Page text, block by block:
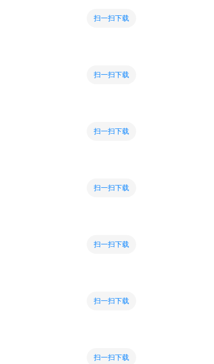
扫一扫下载
扫一扫下载
扫一扫下载
扫一扫下载
扫一扫下载
扫一扫下载
扫一扫下载